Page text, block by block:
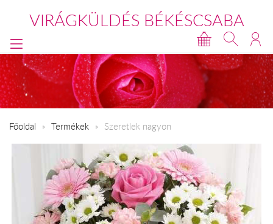
VIRÁGKÜLDÉS BÉKÉSCSABA
Főoldal Termékek Szeretlek nagyon